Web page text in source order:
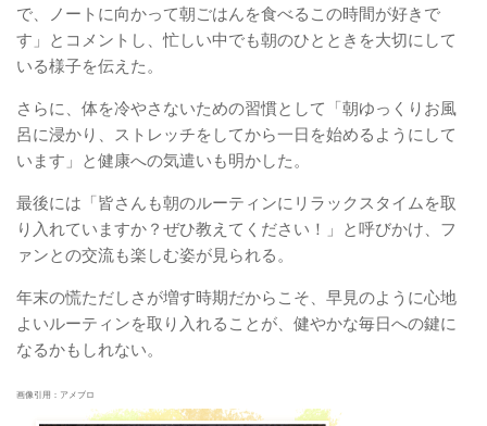
で、ノートに向かって朝ごはんを食べるこの時間が好きで
す」とコメントし、忙しい中でも朝のひとときを大切にして
いる様子を伝えた。
さらに、体を冷やさないための習慣として「朝ゆっくりお風
呂に浸かり、ストレッチをしてから一日を始めるようにして
います」と健康への気遣いも明かした。
最後には「皆さんも朝のルーティンにリラックスタイムを取
り入れていますか？ぜひ教えてください！」と呼びかけ、フ
ァンとの交流も楽しむ姿が見られる。
年末の慌ただしさが増す時期だからこそ、早見のように心地
よいルーティンを取り入れることが、健やかな毎日への鍵に
なるかもしれない。
画像引用：アメブロ